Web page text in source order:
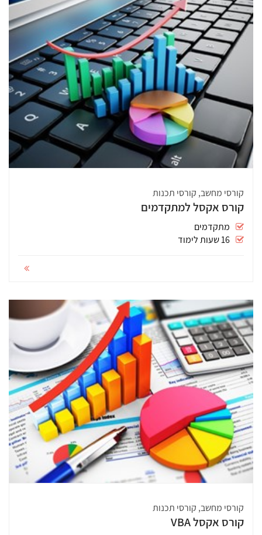
קורסי מחשב, קורסי תכנות
קורס אקסל למתקדמים
מתקדמים
16 שעות לימוד
קורסי מחשב, קורסי תכנות
קורס אקסל VBA